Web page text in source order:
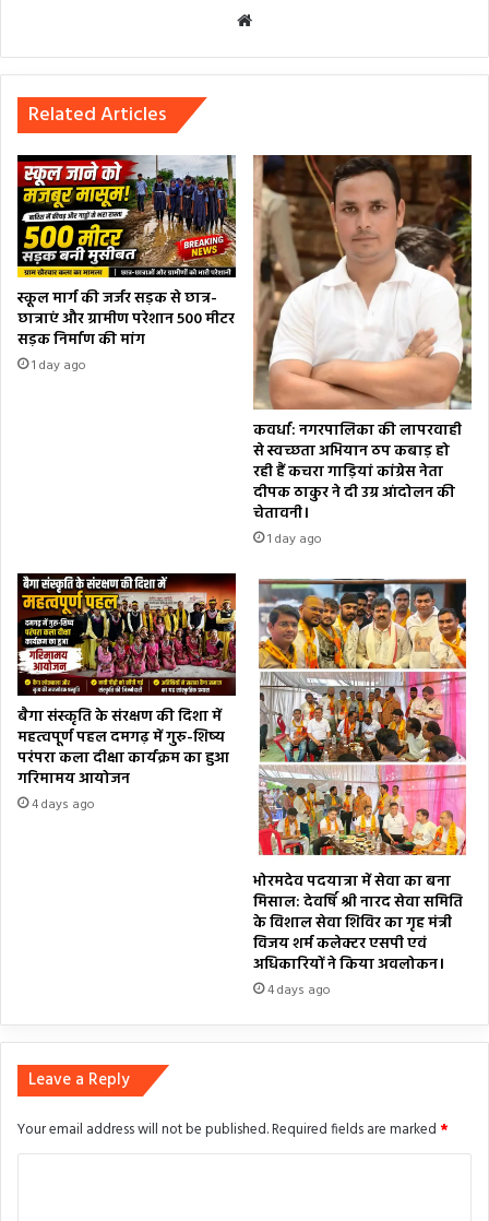
Related Articles
स्कूल मार्ग की जर्जर सड़क से छात्र-
छात्राएं और ग्रामीण परेशान 500 मीटर
सड़क निर्माण की मांग
1 day ago
कवर्धा: नगरपालिका की लापरवाही
से स्वच्छता अभियान ठप कबाड़ हो
रही हैं कचरा गाड़ियां कांग्रेस नेता
दीपक ठाकुर ने दी उग्र आंदोलन की
चेतावनी।
1 day ago
बैगा संस्कृति के संरक्षण की दिशा में
महत्वपूर्ण पहल दमगढ़ में गुरु-शिष्य
परंपरा कला दीक्षा कार्यक्रम का हुआ
गरिमामय आयोजन
4 days ago
भोरमदेव पदयात्रा में सेवा का बना
मिसाल: देवर्षि श्री नारद सेवा समिति
के विशाल सेवा शिविर का गृह मंत्री
विजय शर्म कलेक्टर एसपी एवं
अधिकारियों ने किया अवलोकन।
4 days ago
Leave a Reply
Your email address will not be published.Required fields are marked *